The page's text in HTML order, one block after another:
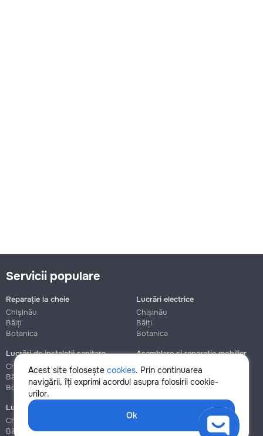
Acest site folosește cookies. Prin continuarea
navigării, îți exprimi acordul asupra folosirii cookie-
urilor.
Ok
Servicii populare
Reparație la cheie
Chișinău
Bălți
Botanica
Lucrări electrice
Chișinău
Bălți
Botanica
Lucrări de instalații sanitare
Chișinău
Bălți
Botanica
Asamblare și reparație mobilier
Chișinău
Botanica
Lucrări de construcție și instalare
Chișinău
Bălți